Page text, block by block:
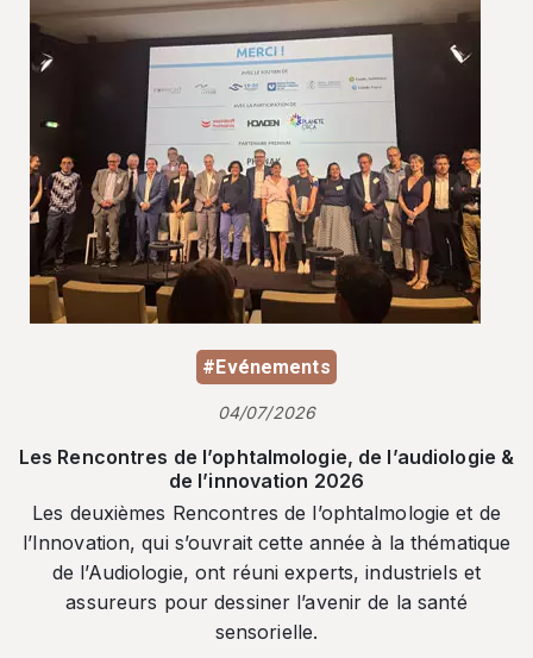
#Evénements
04/07/2026
Les Rencontres de l’ophtalmologie, de l’audiologie &
de l’innovation 2026
Les deuxièmes Rencontres de l’ophtalmologie et de
l’Innovation, qui s’ouvrait cette année à la thématique
de l’Audiologie, ont réuni experts, industriels et
assureurs pour dessiner l’avenir de la santé
sensorielle.